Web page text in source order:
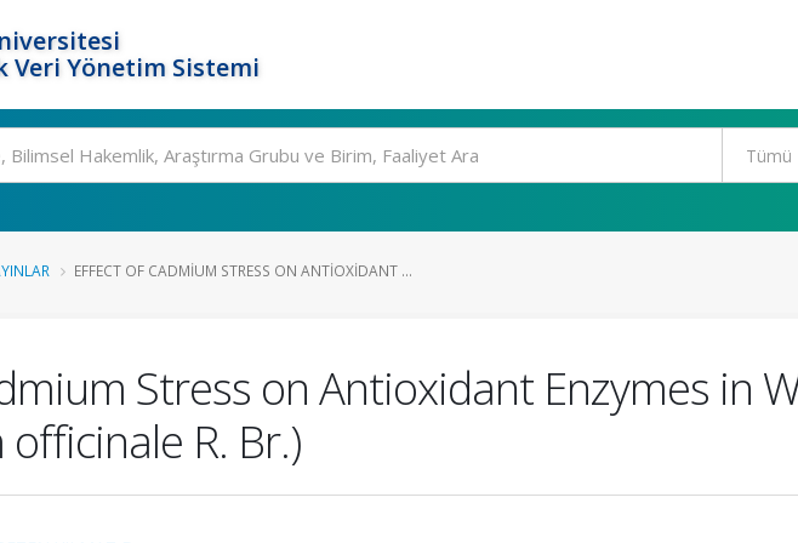
Veri Yönetim Sistemi
EFFECT OF CADMIUM STRESS ON ANTIOXIDANT ...
Stress on Antioxidant Enzymes in
R. Br.)